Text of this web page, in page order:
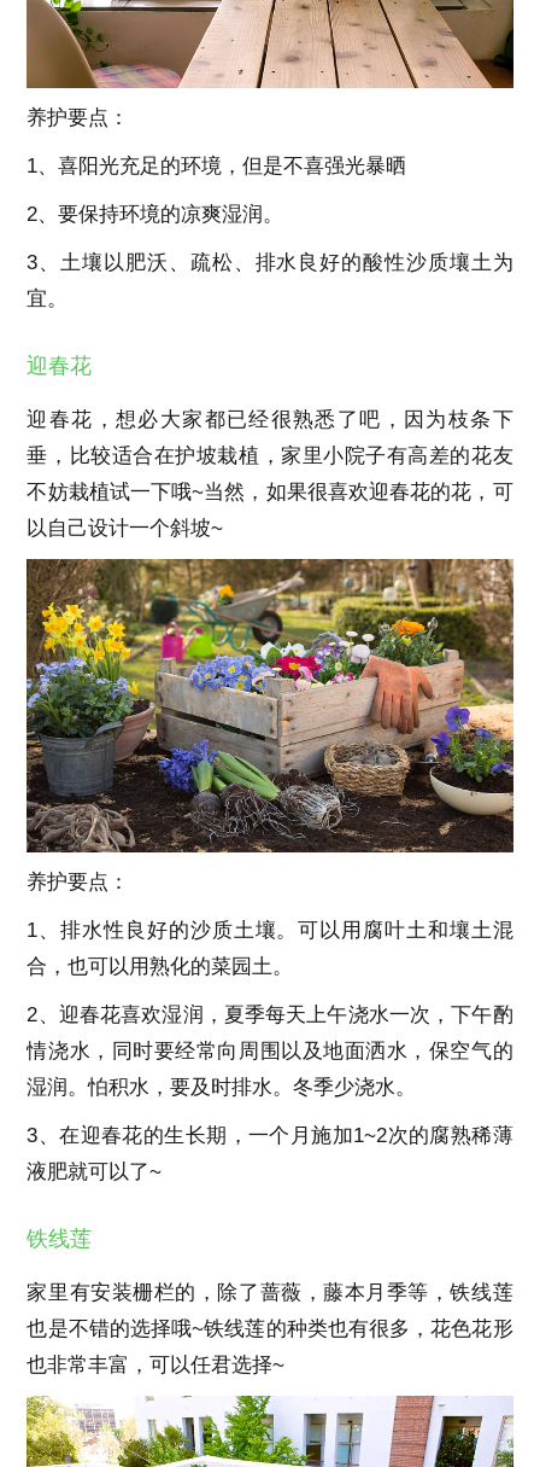
养护要点：
1、喜阳光充足的环境，但是不喜强光暴晒
2、要保持环境的凉爽湿润。
3、土壤以肥沃、疏松、排水良好的酸性沙质壤土为
宜。
迎春花
迎春花，想必大家都已经很熟悉了吧，因为枝条下
垂，比较适合在护坡栽植，家里小院子有高差的花友
不妨栽植试一下哦~当然，如果很喜欢迎春花的花，可
以自己设计一个斜坡~
养护要点：
1、排水性良好的沙质土壤。可以用腐叶土和壤土混
合，也可以用熟化的菜园土。
2、迎春花喜欢湿润，夏季每天上午浇水一次，下午酌
情浇水，同时要经常向周围以及地面洒水，保空气的
湿润。怕积水，要及时排水。冬季少浇水。
3、在迎春花的生长期，一个月施加1~2次的腐熟稀薄
液肥就可以了~
铁线莲
家里有安装栅栏的，除了蔷薇，藤本月季等，铁线莲
也是不错的选择哦~铁线莲的种类也有很多，花色花形
也非常丰富，可以任君选择~